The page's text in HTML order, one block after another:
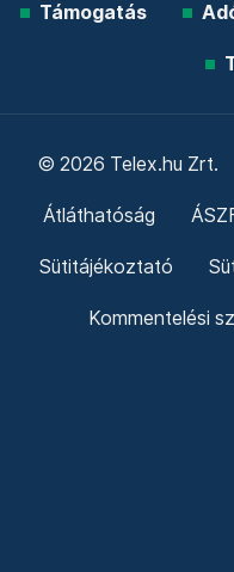
Támogatás
© 2026 Telex.hu Zrt.
Átláthatóság
Sütitájékoztató
Kommentelési